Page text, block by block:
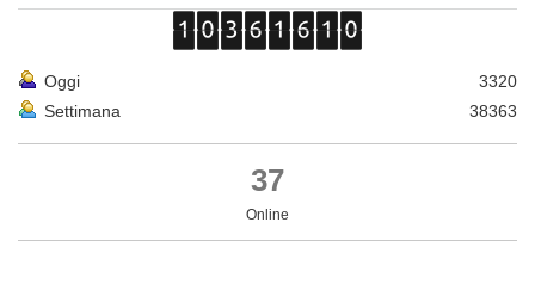
Oggi
3320
Settimana
38363
37
Online